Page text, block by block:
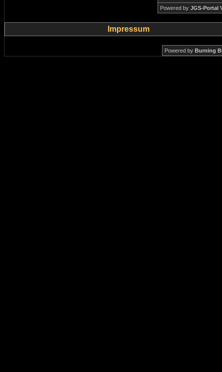
Powered by JGS-Portal
Impressum
Powered by Burning